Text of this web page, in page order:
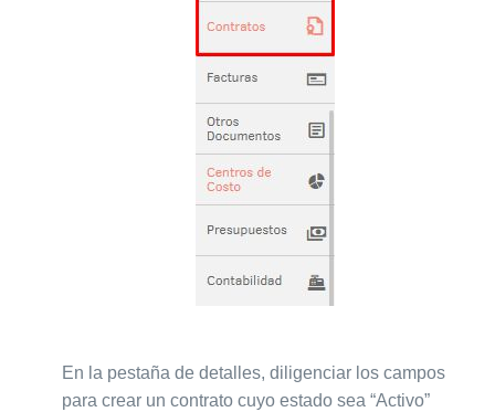
En la pestaña de detalles, diligenciar los campos
para crear un contrato cuyo estado sea “Activo”